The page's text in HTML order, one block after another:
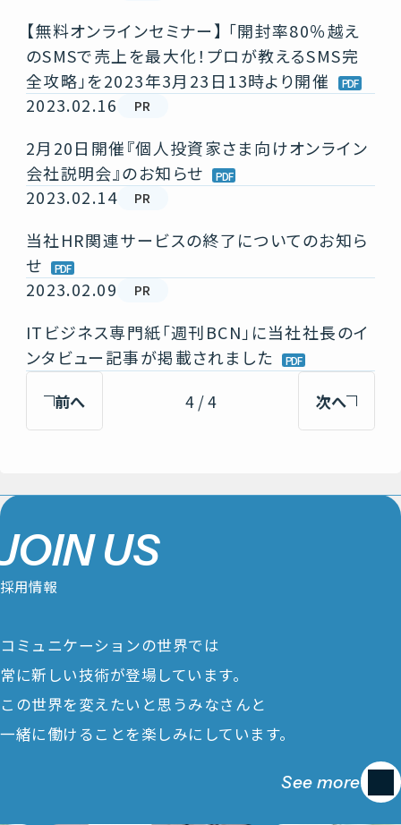
【無料オンラインセミナー】 「開封率80％越え
のSMSで売上を最大化！プロが教えるSMS完
全攻略」を2023年3月23日13時より開催
2023.02.16
PR
2月20日開催『個人投資家さま向けオンライン
会社説明会』のお知らせ
2023.02.14
PR
当社HR関連サービスの終了についてのお知ら
せ
2023.02.09
PR
ITビジネス専門紙「週刊BCN」に当社社長のイ
ンタビュー記事が掲載されました
前へ 4 / 4 次へ
JOIN US
採用情報
コミュニケーションの世界では
常に新しい技術が登場しています。
この世界を変えたいと思うみなさんと
一緒に働けることを楽しみにしています。
See more